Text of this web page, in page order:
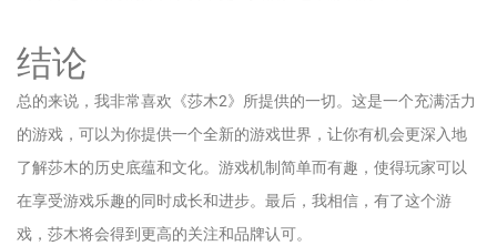
结论
总的来说，我非常喜欢《莎木2》所提供的一切。这是一个充满活力
的游戏，可以为你提供一个全新的游戏世界，让你有机会更深入地
了解莎木的历史底蕴和文化。游戏机制简单而有趣，使得玩家可以
在享受游戏乐趣的同时成长和进步。最后，我相信，有了这个游
戏，莎木将会得到更高的关注和品牌认可。